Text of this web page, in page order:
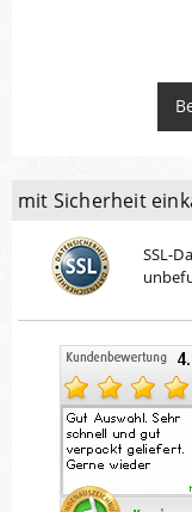
mit Sicherheit
SSL-